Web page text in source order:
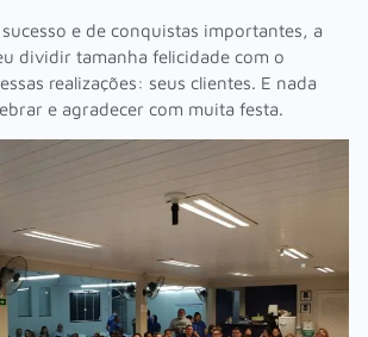
e de conquistas importantes, a
dividir tamanha felicidade com o
realizações: seus clientes. E nada
e agradecer com muita festa.